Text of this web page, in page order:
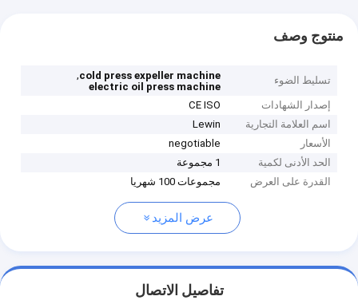
منتوج وصف
تسليط الضوء cold press expeller machine
,
electric oil press machine
إصدار الشهادات
CE ISO
اسم العلامة التجارية
Lewin
الأسعار
negotiable
الحد الأدنى لكمية
1 مجموعة
القدرة على العرض
مجموعات 100 شهريا
عرض المزيد
تفاصيل الاتصال